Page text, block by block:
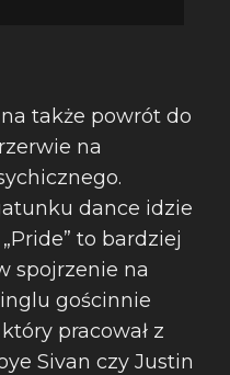
także powrót do
na
dance idzie
to bardziej
spojrzenie na
gościnnie
pracował z
Sivan czy Justin